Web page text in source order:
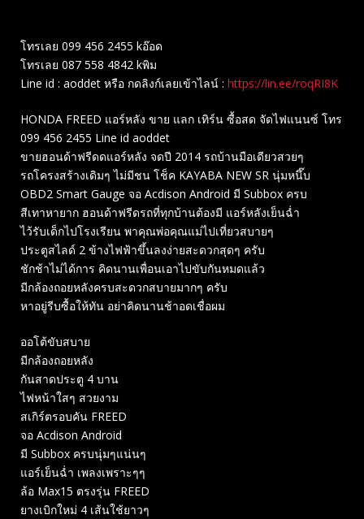
โทรเลย 099 456 2455 kอ๊อด
โทรเลย 087 558 4842 kพิม
Line id : aoddet หรือ กดลิงก์เลยเข้าไลน์ : https://lin.ee/roqRI8K
HONDA FREED แอร์หลัง ขาย แลก เทิร์น ซื้อสด จัดไฟแนนซ์ โทร
099 456 2455 Line id aoddet
ขายฮอนด้าฟรีดดแอร์หลัง จดปี 2014 รถบ้านมือเดียวสวยๆ
รถโครงสร้างเดิมๆ ไม่มีชน โช็ค KAYABA NEW SR นุ่มหนึ๊บ
OBD2 Smart Gauge จอ Acdison Android มี Subbox ครบ
สีเทาหายาก ฮอนด้าฟรีดรถที่ทุกบ้านต้องมี แอร์หลังเย็นฉ่ำ
ไว้รับเด็กไปโรงเรียน พาคุณพ่อคุณแม่ไปเที่ยวสบายๆ
ประตูสไลด์ 2 ข้างไฟฟ้าขึ้นลงง่ายสะดวกสุดๆ ครับ
ชักช้าไม่ได้การ คิดนานเพื่อนเอาไปขับกันหมดแล้ว
มีกล้องถอยหลังครบสะดวกสบายมากๆ ครับ
หาอยู่รีบซื้อให้ทัน อย่าคิดนานช้าอดเชื่อผม
ออโต้ขับสบาย
มีกล้องถอยหลัง
กันสาดประตู 4 บาน
ไฟหน้าใสๆ สวยงาม
สเกิร์ตรอบคัน FREED
จอ Acdison Android
มี Subbox ครบนุ่มๆแน่นๆ
แอร์เย็นฉ่ำ เพลงเพราะๆๆ
ล้อ Max15 ตรงรุ่น FREED
ยางเบิกใหม่ 4 เส้นใช้ยาวๆ